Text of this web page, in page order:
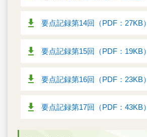
要点記録第14回（PDF：27KB）
要点記録第15回（PDF：19KB）
要点記録第16回（PDF：23KB）
要点記録第17回（PDF：43KB）